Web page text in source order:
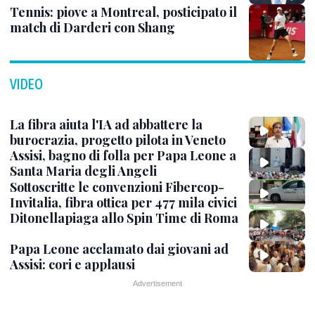
Tennis: piove a Montreal, posticipato il
match di Darderi con Shang
VIDEO
La fibra aiuta l'IA ad abbattere la
burocrazia, progetto pilota in Veneto
Assisi, bagno di folla per Papa Leone a
Santa Maria degli Angeli
Sottoscritte le convenzioni Fibercop-
Invitalia, fibra ottica per 477 mila civici
Ditonellapiaga allo Spin Time di Roma
Papa Leone acclamato dai giovani ad
Assisi: cori e applausi